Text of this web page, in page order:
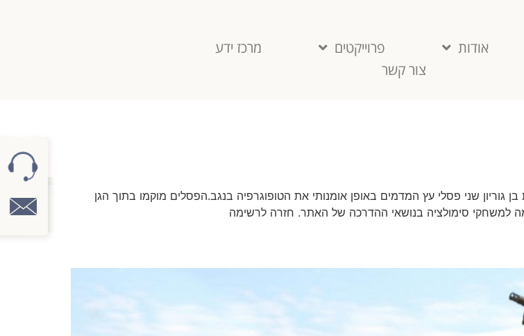
אודות פרוייקטים
מרכז ידע
צור קשר
בן גוריון שני פסלי עץ המדמים באופן אומנותי את הטופוגרפיה בנגב.הפסלים מוקמו בתוך הגן
למשחקי סימולציה בנושאי ההדרכה של האתר. חזרה לרשימה